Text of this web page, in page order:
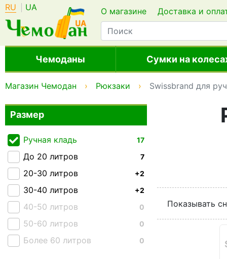
RU UA О магазине Доставка и
Чемоданы Сумки на
Магазин Чемодан Рюкзаки Swissbrand для
Показывать
Размер
17
Ручная кладь
7
До 20 литров
+2
20-30 литров
+2
30-40 литров
0
40-50 литров
0
50-60 литров
0
Более 60 литров